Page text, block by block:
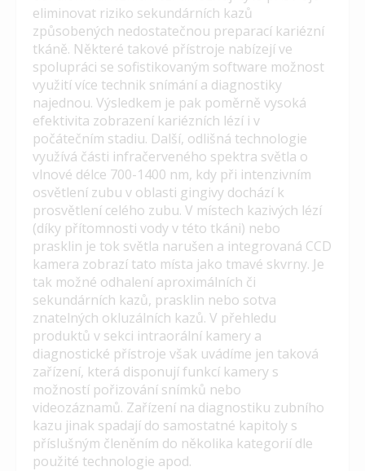
eliminovat riziko sekundárních kazů
způsobených nedostatečnou preparací kariézní
tkáně. Některé takové přístroje nabízejí ve
spolupráci se sofistikovaným software možnost
využití více technik snímání a diagnostiky
najednou. Výsledkem je pak poměrně vysoká
efektivita zobrazení kariézních lézí i v
počátečním stadiu. Další, odlišná technologie
využívá části infračerveného spektra světla o
vlnové délce 700-1400 nm, kdy při intenzivním
osvětlení zubu v oblasti gingivy dochází k
prosvětlení celého zubu. V místech kazivých lézí
(díky přítomnosti vody v této tkáni) nebo
prasklin je tok světla narušen a integrovaná CCD
kamera zobrazí tato místa jako tmavé skvrny. Je
tak možné odhalení aproximálních či
sekundárních kazů, prasklin nebo sotva
znatelných okluzálních kazů. V přehledu
produktů v sekci intraorální kamery a
diagnostické přístroje však uvádíme jen taková
zařízení, která disponují funkcí kamery s
možností pořizování snímků nebo
videozáznamů. Zařízení na diagnostiku zubního
kazu jinak spadají do samostatné kapitoly s
příslušným členěním do několika kategorií dle
použité technologie apod.